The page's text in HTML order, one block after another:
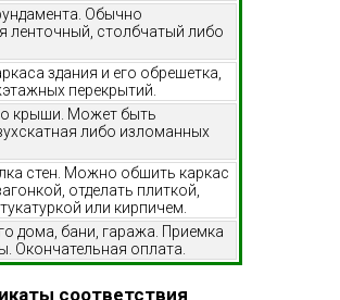
Обычно
ленточный, столбчатый либо
здания и его обрешетка,
перекрытий.
крыши. Может быть
либо изломанных
стен. Можно обшить каркас
отделать плиткой,
или кирпичем.
дома, бани, гаража. Приемка
Окончательная оплата.
соответствия